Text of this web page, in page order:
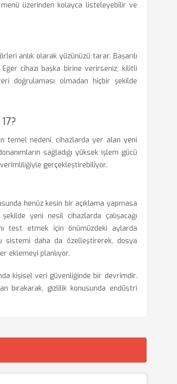
üzerinden kolayca listeleyebilir ve
anlık olarak yüzünüzü tarar. Başarılı
cihazı başka birine verirseniz, kilitli
doğrulaması olmadan hiçbir şekilde
temel nedeni, cihazlarda yer alan yeni
sağladığı yüksek işlem gücü
gerçekleştirebiliyor.
henüz kesin bir açıklama yapmasa
yeni nesil cihazlarda çalışacağı
test etmek için önümüzdeki aylarda
sistemi daha da özelleştirerek, dosya
eklemeyi planlıyor.
kişisel veri güvenliğinde bir devrimdir.
bırakarak, gizlilik konusunda endüstri